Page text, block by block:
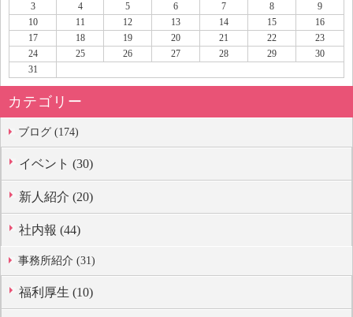
3
4 5 6 7 8
9
10
11 12 13 14 15
16
17
18 19 20 21 22
23
24
25 26 27 28 29
30
31
カテゴリー
ブログ (174)
イベント (30)
新人紹介 (20)
社内報 (44)
事務所紹介 (31)
福利厚生 (10)